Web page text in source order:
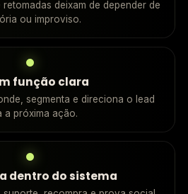
deixam de depender de
ou improviso.
função clara
segmenta e direciona o lead
a próxima ação.
dentro do sistema